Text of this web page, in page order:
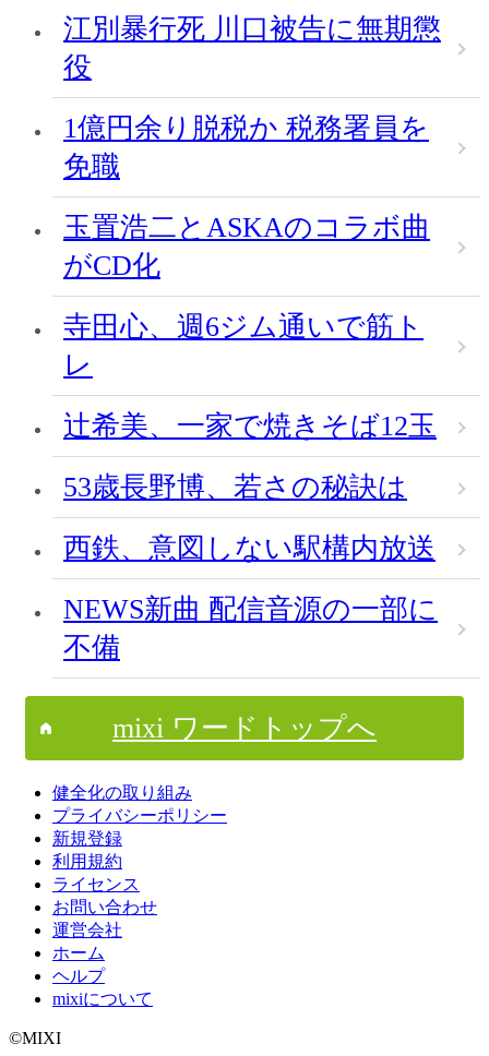
江別暴行死 川口被告に無期懲
役
1億円余り脱税か 税務署員を
免職
玉置浩二とASKAのコラボ曲
がCD化
寺田心、週6ジム通いで筋ト
レ
辻希美、一家で焼きそば12玉
53歳長野博、若さの秘訣は
西鉄、意図しない駅構内放送
NEWS新曲 配信音源の一部に
不備
mixi ワードトップへ
健全化の取り組み
プライバシーポリシー
新規登録
利用規約
ライセンス
お問い合わせ
運営会社
ホーム
ヘルプ
mixiについて
©MIXI